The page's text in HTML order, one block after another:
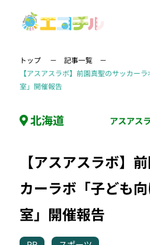
トップ
記事一覧
【アスアスラボ】前園真聖のサッカー
室」開催報告
北海道 アスアス
【アスアスラボ】
カーラボ「子ども
室」開催報告